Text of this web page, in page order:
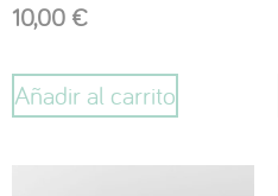
10,00 €
Añadir al carrito